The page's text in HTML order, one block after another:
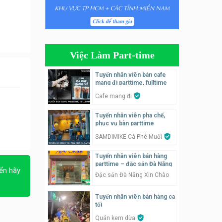
hãy
Tuyển nhân viên phụ quán ăn
– hỗ trợ ăn ở
parttime
GÀ GÔ FASTFOOD
parttime
Tuyển nhân viên pha chế
tiệm trà sữa
TRÀ SỮA THÁI LAN
Tuyển nhân viên tư vấn bán
hàng tiệm bánh ngọt
Tiệm bánh ngọt
Việc Làm Part-time
Tuyển nhân viên bán cafe
mang đi parttime, fulltime
Cafe mang đi
Tuyển nhân viên pha chế,
phục vụ bàn parttime
SAMDIMIKE Cà Phê Muối
Tuyển nhân viên bán hàng
parttime – đặc sản Đà Nẵng
Đặc sản Đà Nẵng Xin Chào
Tuyển nhân viên bán hàng ca
tối
Quán kem dừa